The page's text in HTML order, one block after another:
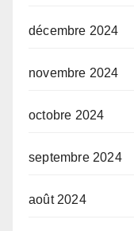
décembre 2024
novembre 2024
octobre 2024
septembre 2024
août 2024